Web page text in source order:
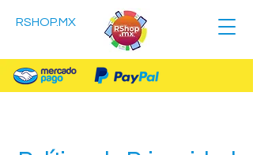
RSHOP.MX